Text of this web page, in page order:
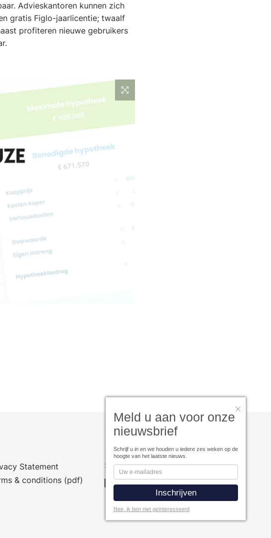
Advieskantoren kunnen zich
gratis Figlo-jaarlicentie; twaalf
profiteren nieuwe gebruikers
Statement
& conditions (pdf)
Social Media
Meld u aan voor onze
nieuwsbrief
Schrijf u in en we houden u iedere zes weken op de
hoogte van het laatste nieuws.
Nee, ik ben niet geïnteresseerd